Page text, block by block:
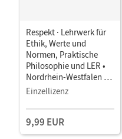
Respekt · Lehrwerk für
Ethik, Werte und
Normen, Praktische
Philosophie und LER •
Nordrhein-Westfalen -
Ausgabe ab 2025 · Band
Book Mit Medien
Einzellizenz
9,99 EUR